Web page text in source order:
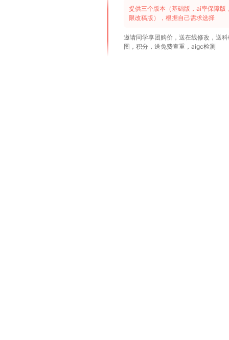
提供三个版本（基础版，ai率保障版
限改稿版），根据自己需求选择
邀请同学享团购价，送在线修改，送
图，积分，送免费查重，aigc检测